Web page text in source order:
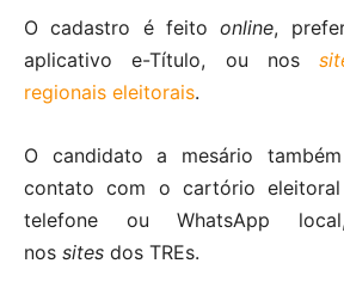
O cadastro é feitoonline,
aplicativo e-Título, ou nos
regionais eleitorais.
O candidato a mesário
contato com o cartório
telefone ou WhatsApp
nos sites dos TREs.